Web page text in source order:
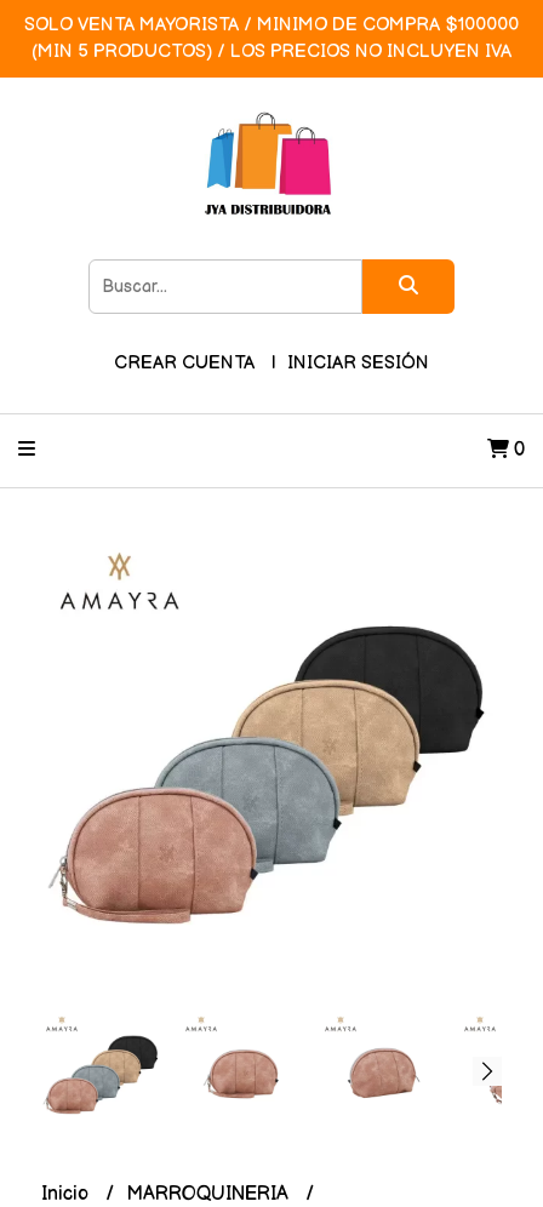
SOLO VENTA MAYORISTA / MINIMO DE COMPRA $100000
(MIN 5 PRODUCTOS) / LOS PRECIOS NO INCLUYEN IVA
CREAR CUENTA INICIAR SESIÓN
0
Inicio
MARROQUINERIA